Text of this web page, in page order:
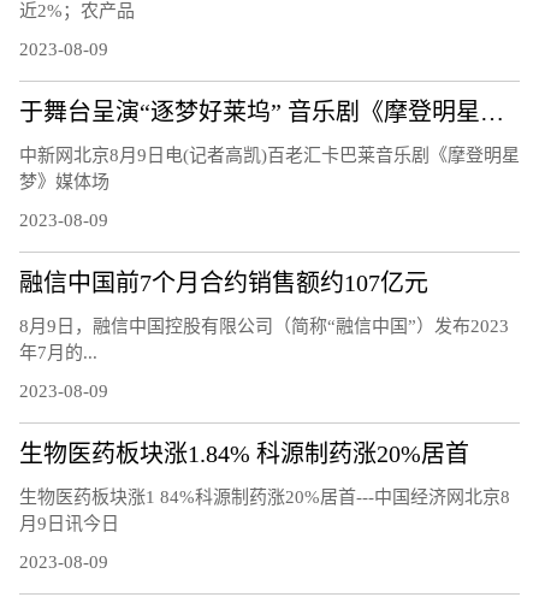
近2%；农产品
2023-08-09
于舞台呈演“逐梦好莱坞” 音乐剧《摩登明星梦》将正式启幕
中新网北京8月9日电(记者高凯)百老汇卡巴莱音乐剧《摩登明星
梦》媒体场
2023-08-09
融信中国前7个月合约销售额约107亿元
8月9日，融信中国控股有限公司（简称“融信中国”）发布2023
年7月的...
2023-08-09
生物医药板块涨1.84% 科源制药涨20%居首
生物医药板块涨1 84%科源制药涨20%居首---中国经济网北京8
月9日讯今日
2023-08-09